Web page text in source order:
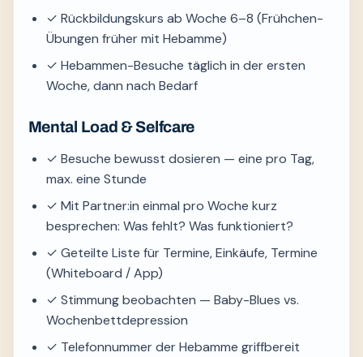
✓ Rückbildungskurs ab Woche 6–8 (Frühchen-
Übungen früher mit Hebamme)
✓ Hebammen-Besuche täglich in der ersten
Woche, dann nach Bedarf
Mental Load & Selfcare
✓ Besuche bewusst dosieren — eine pro Tag,
max. eine Stunde
✓ Mit Partner:in einmal pro Woche kurz
besprechen: Was fehlt? Was funktioniert?
✓ Geteilte Liste für Termine, Einkäufe, Termine
(Whiteboard / App)
✓ Stimmung beobachten — Baby-Blues vs.
Wochenbettdepression
✓ Telefonnummer der Hebamme griffbereit